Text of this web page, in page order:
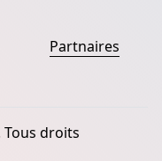
Partnaires
droits